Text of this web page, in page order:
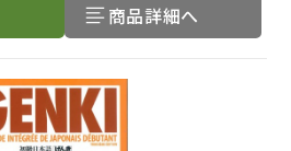
商品詳細へ